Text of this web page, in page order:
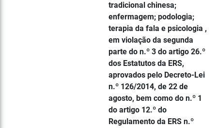
tradicional chinesa;
enfermagem; podologia;
terapia da fala e psicologia ,
em violação da segunda
parte do n.º 3 do artigo 26.º
dos Estatutos da ERS,
aprovados pelo Decreto-Lei
n.º 126/2014, de 22 de
agosto, bem como do n.º 1
do artigo 12.º do
Regulamento da ERS n.º